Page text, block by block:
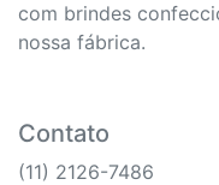
com brindes
nossa fábrica.
Contato
(11) 2126-7486